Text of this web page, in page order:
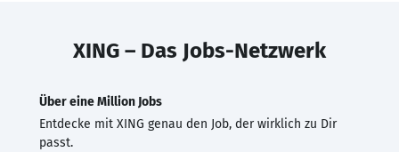
XING – Das Jobs-Netzwerk
Über eine Million Jobs
Entdecke mit XING genau den Job, der wirklich zu Dir
passt.